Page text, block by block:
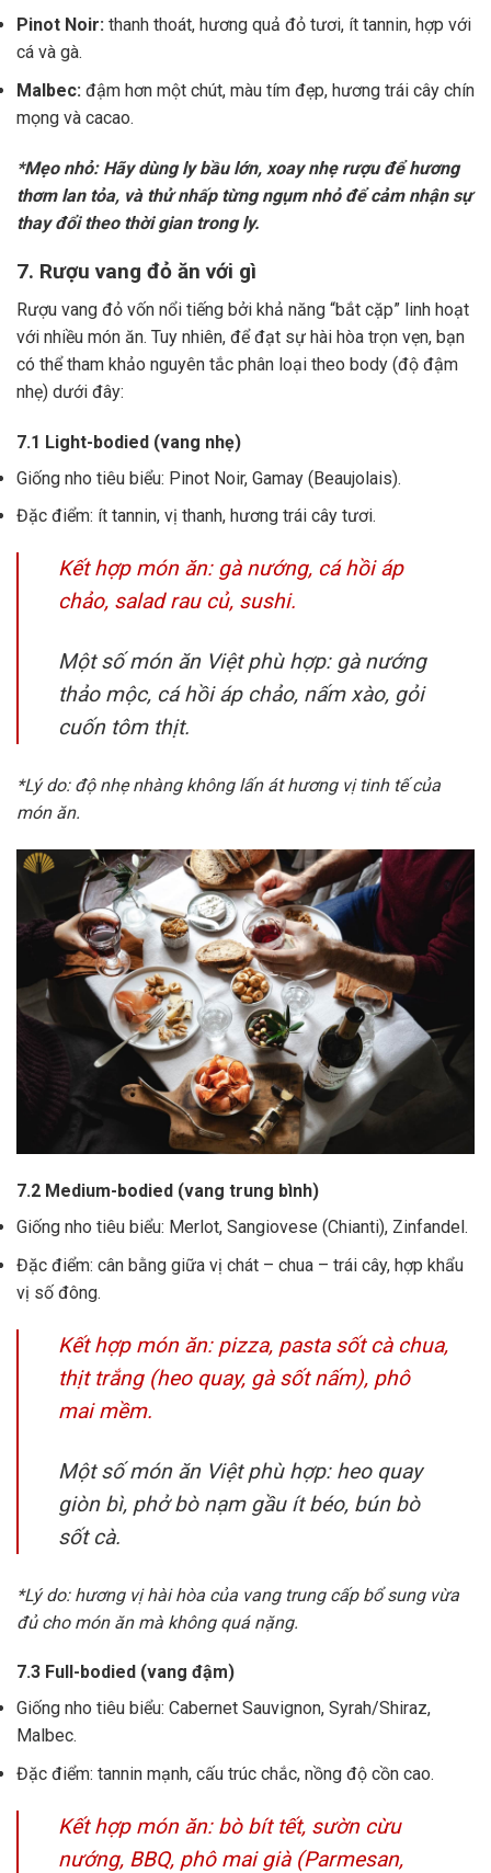
Pinot Noir: thanh thoát, hương quả đỏ tươi, ít tannin, hợp với
cá và gà.
Malbec: đậm hơn một chút, màu tím đẹp, hương trái cây chín
mọng và cacao.
*Mẹo nhỏ: Hãy dùng ly bầu lớn, xoay nhẹ rượu để hương
thơm lan tỏa, và thử nhấp từng ngụm nhỏ để cảm nhận sự
thay đổi theo thời gian trong ly.
7. Rượu vang đỏ ăn với gì
Rượu vang đỏ vốn nổi tiếng bởi khả năng “bắt cặp” linh hoạt
với nhiều món ăn. Tuy nhiên, để đạt sự hài hòa trọn vẹn, bạn
có thể tham khảo nguyên tắc phân loại theo body (độ đậm
nhẹ) dưới đây:
7.1 Light-bodied (vang nhẹ)
Giống nho tiêu biểu: Pinot Noir, Gamay (Beaujolais).
Đặc điểm: ít tannin, vị thanh, hương trái cây tươi.
Kết hợp món ăn: gà nướng, cá hồi áp
chảo, salad rau củ, sushi.
Một số món ăn Việt phù hợp: gà nướng
thảo mộc, cá hồi áp chảo, nấm xào, gỏi
cuốn tôm thịt.
*Lý do: độ nhẹ nhàng không lấn át hương vị tinh tế của
món ăn.
7.2 Medium-bodied (vang trung bình)
Giống nho tiêu biểu: Merlot, Sangiovese (Chianti), Zinfandel.
Đặc điểm: cân bằng giữa vị chát – chua – trái cây, hợp khẩu
vị số đông.
Kết hợp món ăn: pizza, pasta sốt cà chua,
thịt trắng (heo quay, gà sốt nấm), phô
mai mềm.
Một số món ăn Việt phù hợp: heo quay
giòn bì, phở bò nạm gầu ít béo, bún bò
sốt cà.
*Lý do: hương vị hài hòa của vang trung cấp bổ sung vừa
đủ cho món ăn mà không quá nặng.
7.3 Full-bodied (vang đậm)
Giống nho tiêu biểu: Cabernet Sauvignon, Syrah/Shiraz,
Malbec.
Đặc điểm: tannin mạnh, cấu trúc chắc, nồng độ cồn cao.
Kết hợp món ăn: bò bít tết, sườn cừu
nướng, BBQ, phô mai già (Parmesan,